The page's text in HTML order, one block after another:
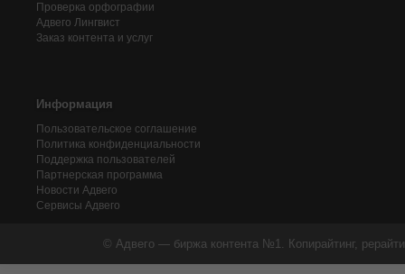
Проверка орфографии
Адвего Лингвист
Заказ контента и услуг
Информация
Пользовательское соглашение
Политика конфиденциальности
Поддержка пользователей
Партнерская программа
Новости Адвего
Сервисы Адвего
© Адвего — биржа контента №1. Копирайтинг,